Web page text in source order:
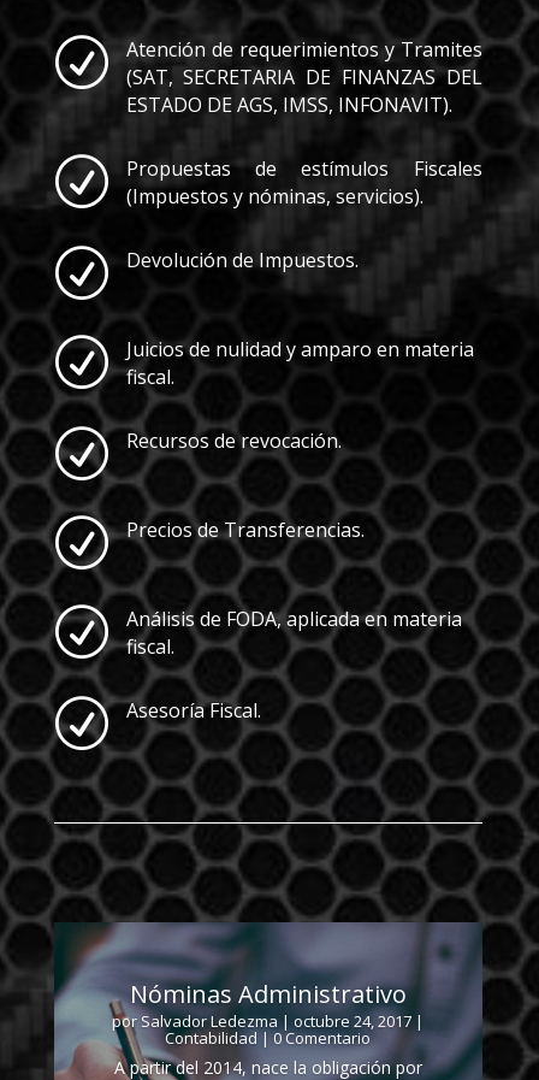
R
Atención de requerimientos y Tramites
(SAT, SECRETARIA DE FINANZAS DEL
ESTADO DE AGS, IMSS, INFONAVIT).
R
Propuestas de estímulos Fiscales
(Impuestos y nóminas, servicios).
R Devolución de Impuestos.
R
Juicios de nulidad y amparo en materia
fiscal.
R Recursos de revocación.
R Precios de Transferencias.
R
Análisis de FODA, aplicada en materia
fiscal.
R Asesoría Fiscal.
Nóminas Administrativo
porSalvador Ledezma | octubre 24, 2017 |
Contabilidad | 0 Comentario
A partir del 2014, nace la obligación por